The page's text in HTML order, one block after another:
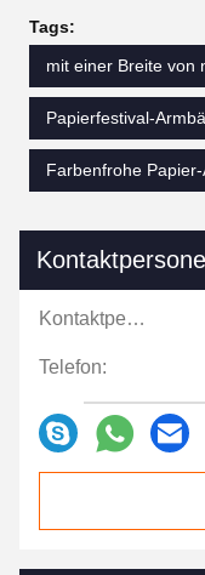
Tags:
mit einer Breite von
Papierfestival-
Farbenfrohe
Kontaktpersonen:
Telefon: